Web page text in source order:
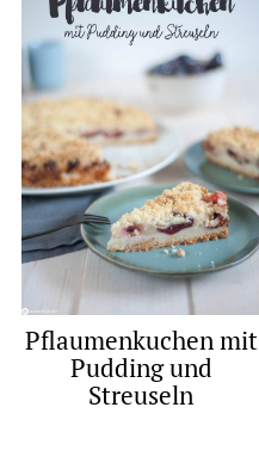
Pflaumenkuchen mit
Pudding und
Streuseln